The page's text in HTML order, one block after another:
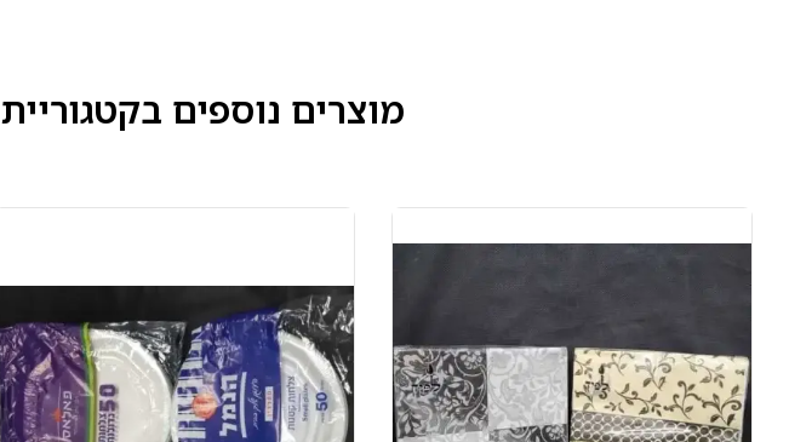
מוצרים נוספים בקטגוריית